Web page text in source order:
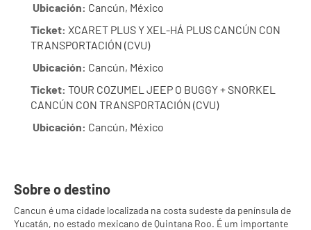
Ubicación: Cancún, México
Ticket: XCARET PLUS Y XEL-HÁ PLUS CANCÚN CON
TRANSPORTACIÓN (CVU)
Ubicación: Cancún, México
Ticket: TOUR COZUMEL JEEP O BUGGY + SNORKEL
CANCÚN CON TRANSPORTACIÓN (CVU)
Ubicación: Cancún, México
Sobre o destino
Cancun é uma cidade localizada na costa sudeste da península de
Yucatán, no estado mexicano de Quintana Roo. É um importante